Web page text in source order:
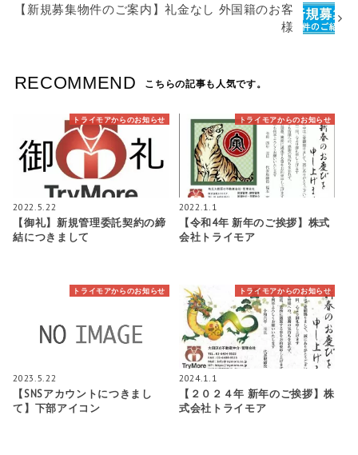
【新規募集物件のご案内】礼金なし 外国籍のお客
様
RECOMMEND こちらの記事も人気です。
トライモアからのお知らせ
2022.5.22
【御礼】新規管理委託契約の締
結につきまして
トライモアからのお知らせ
2022.1.1
【令和4年 新年のご挨拶】株式
会社トライモア
トライモアからのお知らせ
2023.5.22
【SNSアカウントにつきまし
て】下部アイコン
トライモアからのお知らせ
2024.1.1
【２０２４年 新年のご挨拶】株
式会社トライモア